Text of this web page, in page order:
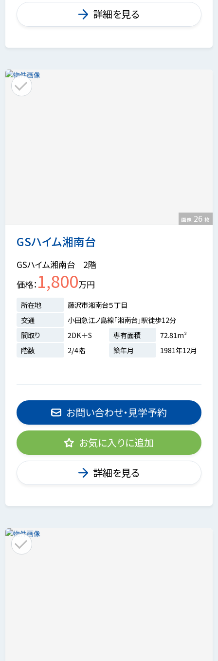
詳細を見る
GSハイム湘南台
画像 26 枚
GSハイム湘南台 2階
価格 1,800万円
所在地
藤沢市湘南台５丁目
交通
小田急江ノ島線「湘南台」駅徒歩12分
間取り
2DK＋S 専有面積
72.81m²
階数
2/4階 築年月 1981年12月
お問い合わせ・見学予約
お気に入りに追加
詳細を見る